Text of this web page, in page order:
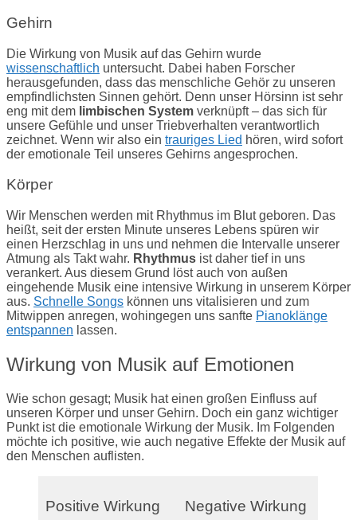
Gehirn
Die Wirkung von Musik auf das Gehirn wurde
wissenschaftlich untersucht. Dabei haben Forscher
herausgefunden, dass das menschliche Gehör zu unseren
empfindlichsten Sinnen gehört. Denn unser Hörsinn ist sehr
eng mit dem limbischen System verknüpft – das sich für
unsere Gefühle und unser Triebverhalten verantwortlich
zeichnet. Wenn wir also ein trauriges Lied hören, wird sofort
der emotionale Teil unseres Gehirns angesprochen.
Körper
Wir Menschen werden mit Rhythmus im Blut geboren. Das
heißt, seit der ersten Minute unseres Lebens spüren wir
einen Herzschlag in uns und nehmen die Intervalle unserer
Atmung als Takt wahr. Rhythmus ist daher tief in uns
verankert. Aus diesem Grund löst auch von außen
eingehende Musik eine intensive Wirkung in unserem Körper
aus. Schnelle Songs können uns vitalisieren und zum
Mitwippen anregen, wohingegen uns sanfte Pianoklänge
entspannen lassen.
Wirkung von Musik auf Emotionen
Wie schon gesagt; Musik hat einen großen Einfluss auf
unseren Körper und unser Gehirn. Doch ein ganz wichtiger
Punkt ist die emotionale Wirkung der Musik. Im Folgenden
möchte ich positive, wie auch negative Effekte der Musik auf
den Menschen auflisten.
Positive Wirkung Negative Wirkung